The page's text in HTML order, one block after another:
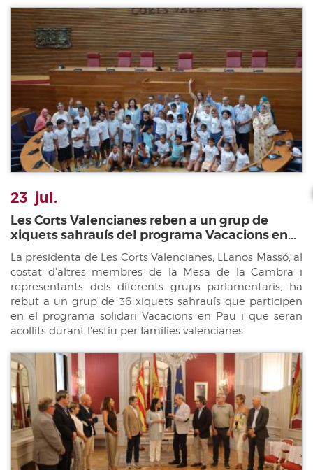
23 jul.
Les Corts Valencianes reben a un grup de
xiquets sahrauís del programa Vacacions en...
La presidenta de Les Corts Valencianes, LLanos Massó, al
costat d'altres membres de la Mesa de la Cambra i
representants dels diferents grups parlamentaris, ha
rebut a un grup de 36 xiquets sahrauís que participen
en el programa solidari Vacacions en Pau i que seran
acollits durant l'estiu per famílies valencianes.